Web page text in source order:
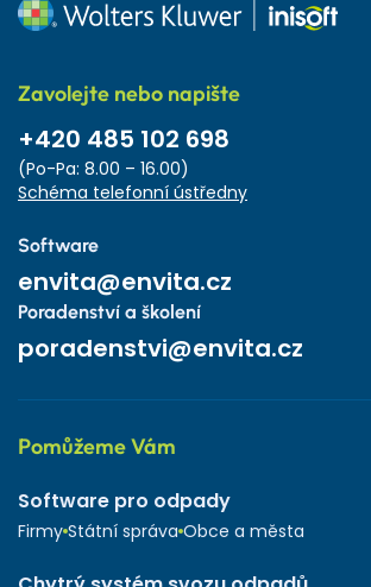
Zavolejte nebo napište
+420 485 102 698
(Po-Pa: 8.00 – 16.00)
Schéma telefonní ústředny
Software
envita@envita.cz
Poradenství a školení
poradenstvi@envita.cz
Pomůžeme Vám
Software pro odpady
Firmy Státní správa Obce a města